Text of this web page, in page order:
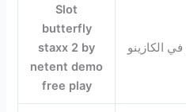
Slot
butterfly
staxx 2 by
netent demo
free play